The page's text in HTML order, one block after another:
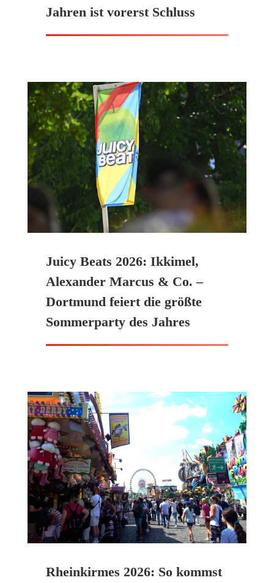
Jahren ist vorerst Schluss
Juicy Beats 2026: Ikkimel,
Alexander Marcus & Co. –
Dortmund feiert die größte
Sommerparty des Jahres
Rheinkirmes 2026: So kommst